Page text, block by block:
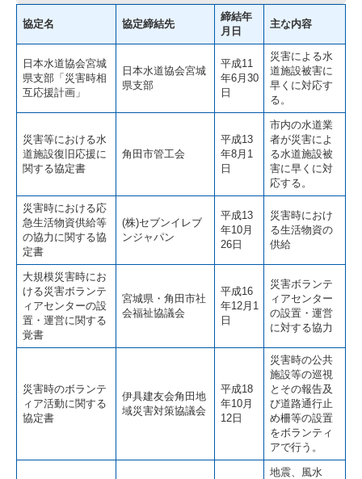
協定名 協定締結先
締結年
月日
主な内容
日本水道協会宮城
県支部「災害時相
互応援計画」
日本水道協会宮城
県支部
平成11
年6月30
日
災害による水
道施設被害に
早くに対応す
る。
災害等における水
道施設復旧応援に
関する協定書
角田市管工会
平成13
年8月1
日
市内の水道業
者が災害によ
る水道施設被
害に早くに対
応する。
災害時における応
急生活物資供給等
の協力に関する協
定書
(株)セブンイレブ
ンジャパン
平成13
年10月
26日
災害時におけ
る生活物資の
供給
大規模災害時にお
ける災害ボランテ
ィアセンターの設
置・運営に関する
覚書
宮城県・角田市社
会福祉協議会
平成16
年12月1
日
災害ボランテ
ィアセンター
の設置・運営
に対する協力
災害時のボランテ
ィア活動に関する
協定書
伊具建友会角田地
域災害対策協議会
平成18
年10月
12日
災害時の公共
施設等の巡視
とその報告及
び道路通行止
め柵等の設置
をボランティ
アで行う。
地震、風水